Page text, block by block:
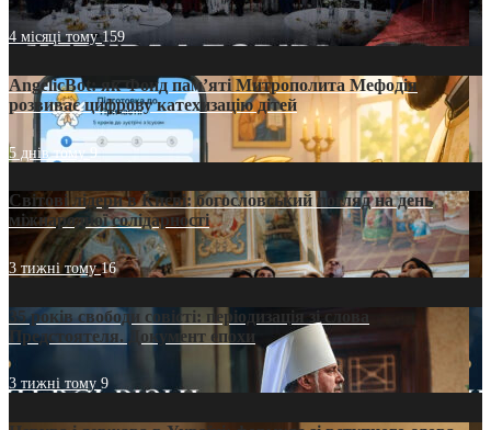
4 місяці тому159
AngelicBot: як Фонд пам’яті Митрополита Мефодія
розвиває цифрову катехизацію дітей
5 днів тому9
Світові лідери в Києві: богословський погляд на день
міжнародної солідарності
3 тижні тому16
35 років свободи совісті: періодизація зі слова
Предстоятеля. Документ епохи
3 тижні тому 9